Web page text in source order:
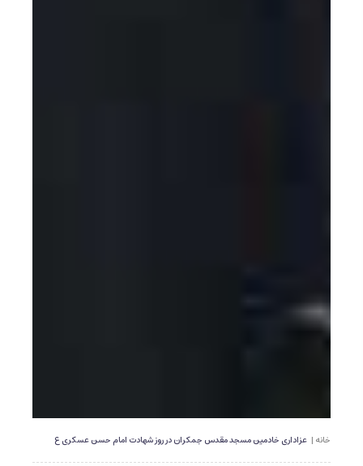
خانه | عزاداری خادمین مسجد مقدس جمکران در روز شهادت امام حسن عسکری ع